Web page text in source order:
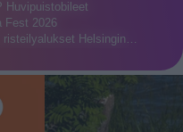
Huvipuistobileet
Fest 2026
risteilyalukset Helsingin…